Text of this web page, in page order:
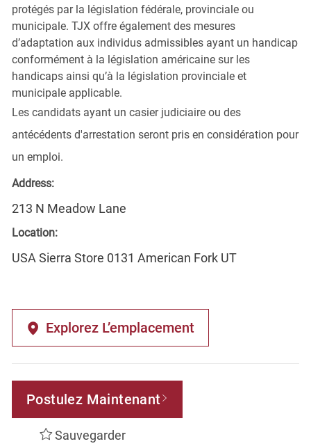
protégés par la législation fédérale, provinciale ou
municipale. TJX offre également des mesures
d’adaptation aux individus admissibles ayant un handicap
conformément à la législation américaine sur les
handicaps ainsi qu’à la législation provinciale et
municipale applicable.
Les candidats ayant un casier judiciaire ou des
antécédents d'arrestation seront pris en considération pour
un emploi.
Address:
213 N Meadow Lane
Location:
USA Sierra Store 0131 American Fork UT
Explorez L’emplacement
Postulez Maintenant
Sauvegarder